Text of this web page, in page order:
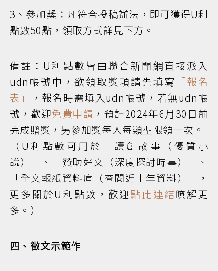
3、參加獎：凡符合投稿辦法，即可獲得U利
點數50點，領取方式詳見下方。
備註：U利點數皆由聯合新聞網直接派入
udn帳號中，欲領取獎項請先填寫 「報名
表」
，報名時需填入udn帳號，若無udn帳
號，歡迎免費申請 ，預計2024年6月30日前
完成贈獎，另參加獎每人每類型限領一次。
（U利點數可用於「讀創故事（優質小
說）」、「贊助好文（深度探討時事）」、
「全文報紙資料庫（查閱近十年資料）」，
更多關於U利點數，歡迎點此連結瞭解更
多。）
四、徵文示範作